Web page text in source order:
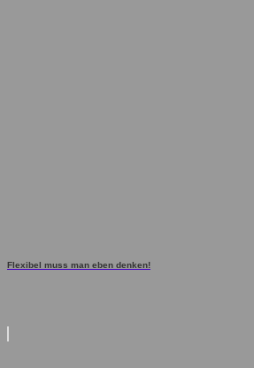
Flexibel muss man eben denken!